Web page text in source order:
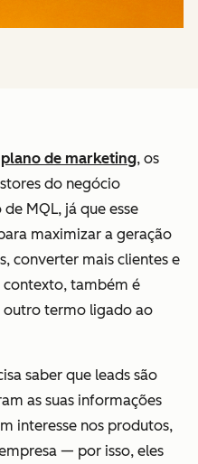
plano de marketing, os
do negócio
MQL, já que esse
maximizar a geração
converter mais clientes e
contexto, também é
outro termo ligado ao
saber que leads são
as suas informações
interesse nos produtos,
— por isso, eles